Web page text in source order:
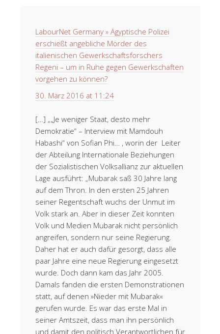
LabourNet Germany » Ägyptische Polizei
erschießt angebliche Mörder des
italienischen Gewerkschaftsforschers
Regeni – um in Ruhe gegen Gewerkschaften
vorgehen zu können?
30. März 2016 at 11:24
[…] „„Je weniger Staat, desto mehr
Demokratie“ – Interview mit Mamdouh
Habashi“ von Sofian Phi… , worin der Leiter
der Abteilung Internationale Beziehungen
der Sozialistischen Volksallianz zur aktuellen
Lage ausführt: „Mubarak saß 30 Jahre lang
auf dem Thron. In den ersten 25 Jahren
seiner Regentschaft wuchs der Unmut im
Volk stark an. Aber in dieser Zeit konnten
Volk und Medien Mubarak nicht persönlich
angreifen, sondern nur seine Regierung.
Daher hat er auch dafür gesorgt, dass alle
paar Jahre eine neue Regierung eingesetzt
wurde. Doch dann kam das Jahr 2005.
Damals fanden die ersten Demonstrationen
statt, auf denen »Nieder mit Mubarak«
gerufen wurde. Es war das erste Mal in
seiner Amtszeit, dass man ihn persönlich
und damit den politisch Verantwortlichen für